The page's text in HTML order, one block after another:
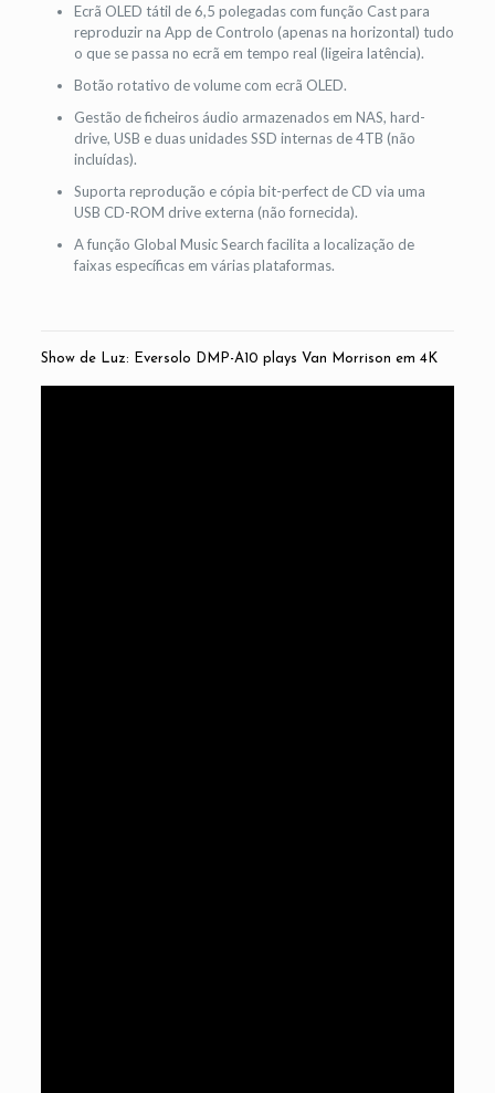
Ecrã OLED tátil de 6,5 polegadas com função Cast para
reproduzir na App de Controlo (apenas na horizontal) tudo
o que se passa no ecrã em tempo real (ligeira latência).
Botão rotativo de volume com ecrã OLED.
Gestão de ficheiros áudio armazenados em NAS, hard-
drive, USB e duas unidades SSD internas de 4TB (não
incluídas).
Suporta reprodução e cópia bit-perfect de CD via uma
USB CD-ROM drive externa (não fornecida).
A função Global Music Search facilita a localização de
faixas específicas em várias plataformas.
Show de Luz: Eversolo DMP-A10 plays Van Morrison em 4K